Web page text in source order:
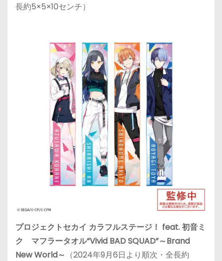
長約5×5×10センチ）
プロジェクトセカイ カラフルステージ！ feat. 初音ミ
ク マフラータオル“Vivid BAD SQUAD”～Brand
New World～ （2024年9月6日より順次・全長約